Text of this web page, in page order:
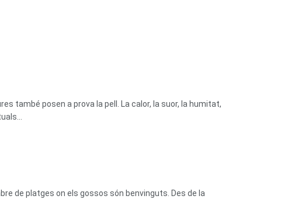
també posen a prova la pell. La calor, la suor, la humitat,
de platges on els gossos són benvinguts. Des de la